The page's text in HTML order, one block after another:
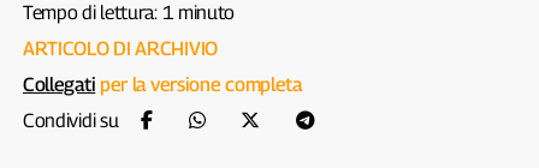
Tempo di lettura: 1 minuto
ARTICOLO DI ARCHIVIO
Collegati per la versione completa
Condividi su